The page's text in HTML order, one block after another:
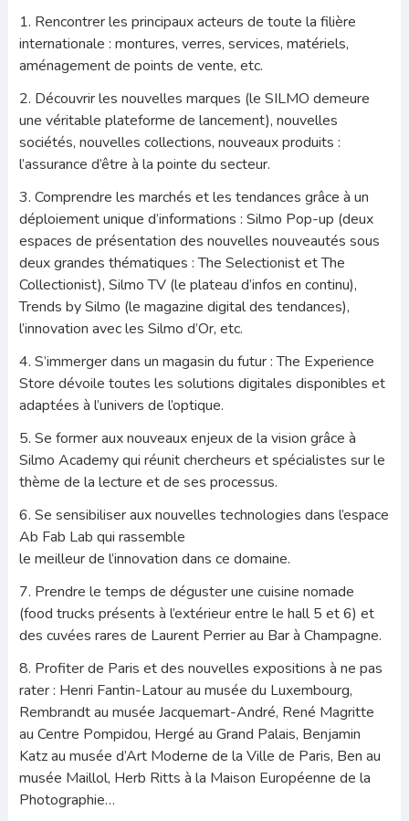
1. Rencontrer les principaux acteurs de toute la filière
internationale : montures, verres, services, matériels,
aménagement de points de vente, etc.
2. Découvrir les nouvelles marques (le SILMO demeure
une véritable plateforme de lancement), nouvelles
sociétés, nouvelles collections, nouveaux produits :
l’assurance d’être à la pointe du secteur.
3. Comprendre les marchés et les tendances grâce à un
déploiement unique d’informations : Silmo Pop-up (deux
espaces de présentation des nouvelles nouveautés sous
deux grandes thématiques : The Selectionist et The
Collectionist), Silmo TV (le plateau d’infos en continu),
Trends by Silmo (le magazine digital des tendances),
l’innovation avec les Silmo d’Or, etc.
4. S’immerger dans un magasin du futur : The Experience
Store dévoile toutes les solutions digitales disponibles et
adaptées à l’univers de l’optique.
5. Se former aux nouveaux enjeux de la vision grâce à
Silmo Academy qui réunit chercheurs et spécialistes sur le
thème de la lecture et de ses processus.
6. Se sensibiliser aux nouvelles technologies dans l’espace
Ab Fab Lab qui rassemble
le meilleur de l’innovation dans ce domaine.
7. Prendre le temps de déguster une cuisine nomade
(food trucks présents à l’extérieur entre le hall 5 et 6) et
des cuvées rares de Laurent Perrier au Bar à Champagne.
8. Profiter de Paris et des nouvelles expositions à ne pas
rater : Henri Fantin-Latour au musée du Luxembourg,
Rembrandt au musée Jacquemart-André, René Magritte
au Centre Pompidou, Hergé au Grand Palais, Benjamin
Katz au musée d’Art Moderne de la Ville de Paris, Ben au
musée Maillol, Herb Ritts à la Maison Européenne de la
Photographie…